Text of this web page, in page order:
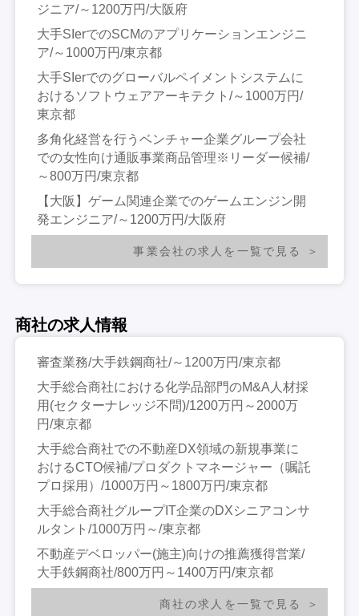
ジニア/～1200万円/大阪府
大手SIerでのSCMのアプリケーションエンジニ
ア/～1000万円/東京都
大手SIerでのグローバルペイメントシステムに
おけるソフトウェアアーキテクト/～1000万円/
東京都
多角化経営を行うベンチャー企業グループ会社
での女性向け通販事業商品管理※リーダー候補/
～800万円/東京都
【大阪】ゲーム関連企業でのゲームエンジン開
発エンジニア/～1200万円/大阪府
事業会社の求人を一覧で見る
商社の求人情報
審査業務/大手鉄鋼商社/～1200万円/東京都
大手総合商社における化学品部門のM&A人材採
用(セクターナレッジ不問)/1200万円～2000万
円/東京都
大手総合商社での不動産DX領域の新規事業に
おけるCTO候補/プロダクトマネージャー（嘱託
プロ採用）/1000万円～1800万円/東京都
大手総合商社グループIT企業のDXシニアコンサ
ルタント/1000万円～/東京都
不動産デベロッパー(施主)向けの推薦獲得営業/
大手鉄鋼商社/800万円～1400万円/東京都
商社の求人を一覧で見る